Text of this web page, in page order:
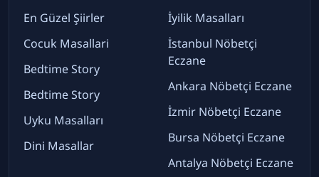
En Güzel Şiirler
Cocuk Masallari
Bedtime Story
Bedtime Story
Uyku Masalları
Dini Masallar
İyilik Masalları
İstanbul Nöbetçi
Eczane
Ankara Nöbetçi Eczane
İzmir Nöbetçi Eczane
Bursa Nöbetçi Eczane
Antalya Nöbetçi Eczane